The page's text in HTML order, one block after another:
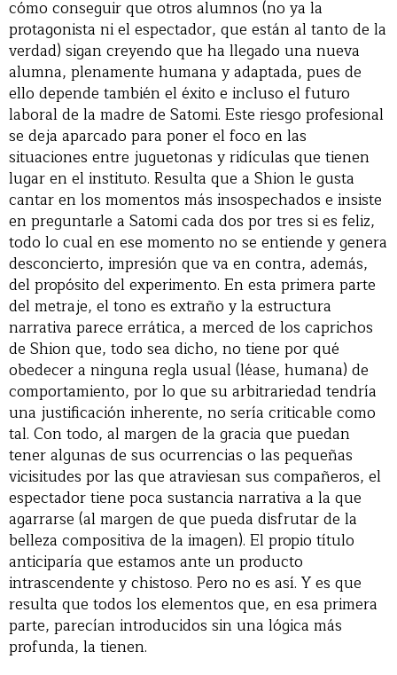
cómo conseguir que otros alumnos (no ya la
protagonista ni el espectador, que están al tanto de la
verdad) sigan creyendo que ha llegado una nueva
alumna, plenamente humana y adaptada, pues de
ello depende también el éxito e incluso el futuro
laboral de la madre de Satomi. Este riesgo profesional
se deja aparcado para poner el foco en las
situaciones entre juguetonas y ridículas que tienen
lugar en el instituto. Resulta que a Shion le gusta
cantar en los momentos más insospechados e insiste
en preguntarle a Satomi cada dos por tres si es feliz,
todo lo cual en ese momento no se entiende y genera
desconcierto, impresión que va en contra, además,
del propósito del experimento. En esta primera parte
del metraje, el tono es extraño y la estructura
narrativa parece errática, a merced de los caprichos
de Shion que, todo sea dicho, no tiene por qué
obedecer a ninguna regla usual (léase, humana) de
comportamiento, por lo que su arbitrariedad tendría
una justificación inherente, no sería criticable como
tal. Con todo, al margen de la gracia que puedan
tener algunas de sus ocurrencias o las pequeñas
vicisitudes por las que atraviesan sus compañeros, el
espectador tiene poca sustancia narrativa a la que
agarrarse (al margen de que pueda disfrutar de la
belleza compositiva de la imagen). El propio título
anticiparía que estamos ante un producto
intrascendente y chistoso. Pero no es así. Y es que
resulta que todos los elementos que, en esa primera
parte, parecían introducidos sin una lógica más
profunda, la tienen.